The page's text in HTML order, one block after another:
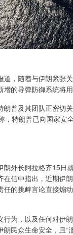
随着与伊朗紧张
的导弹防御系统将
及其团队正密切
特朗普已向国家安
外长阿拉格齐15日
信中指出，近期伊
的挑衅言论直接煽
，以及任何对伊
民众生命安全，且“